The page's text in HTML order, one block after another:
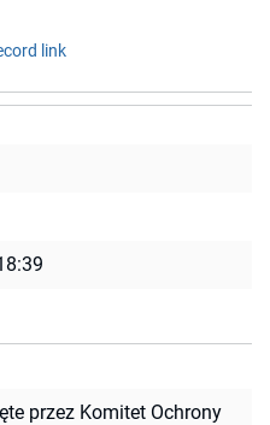
link
przez Komitet Ochrony